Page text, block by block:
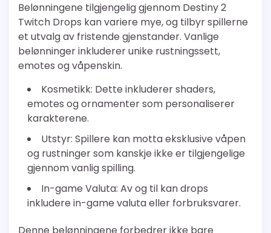
Belønningene tilgjengelig gjennom Destiny 2
Twitch Drops kan variere mye, og tilbyr spillerne
et utvalg av fristende gjenstander. Vanlige
belønninger inkluderer unike rustningssett,
emotes og våpenskin.
Kosmetikk: Dette inkluderer shaders,
emotes og ornamenter som personaliserer
karakterene.
Utstyr: Spillere kan motta eksklusive våpen
og rustninger som kanskje ikke er tilgjengelige
gjennom vanlig spilling.
In-game Valuta: Av og til kan drops
inkludere in-game valuta eller forbruksvarer.